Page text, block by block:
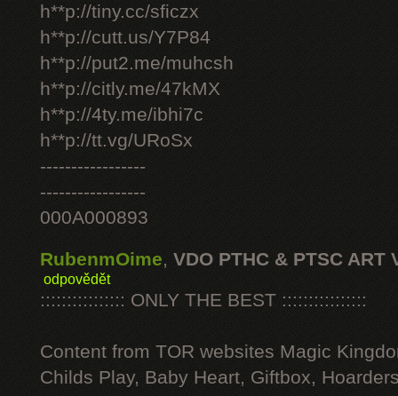
h**p://tiny.cc/sficzx
h**p://cutt.us/Y7P84
h**p://put2.me/muhcsh
h**p://citly.me/47kMX
h**p://4ty.me/ibhi7c
h**p://tt.vg/URoSx
-----------------
-----------------
000A000893
RubenmOime, VDO PTHC & PTSC ART
odpovědět
:::::::::::::::: ONLY THE BEST ::::::::::::::::
Content from TOR websites Magic
Childs Play, Baby Heart, Giftbox,